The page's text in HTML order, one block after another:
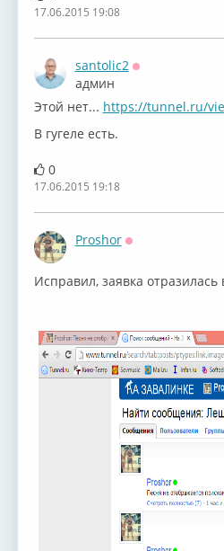
17.06.2015 19:08
santolic2
админ
Этой нет... https://tunnel.ru/
В гугеле есть.
0
17.06.2015 19:18
Proshor
Исправил, заявка отразилась